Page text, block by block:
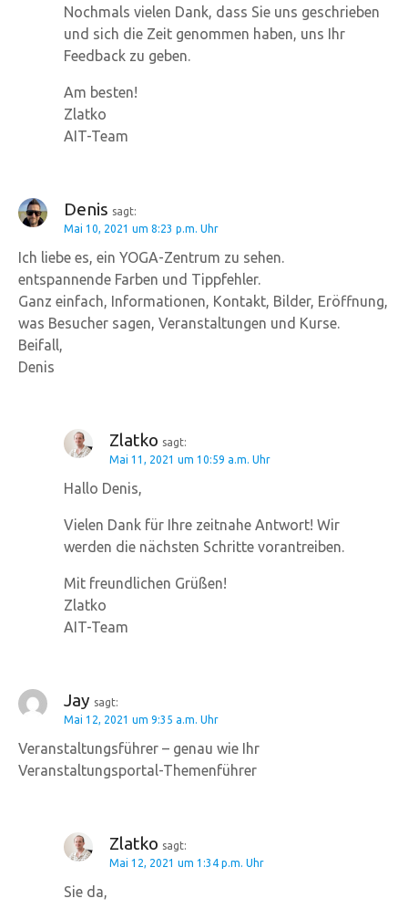
Nochmals vielen Dank, dass Sie uns geschrieben
und sich die Zeit genommen haben, uns Ihr
Feedback zu geben.
Am besten!
Zlatko
AIT-Team
Denis sagt:
Mai 10, 2021 um 8:23 p.m. Uhr
Ich liebe es, ein YOGA-Zentrum zu sehen.
entspannende Farben und Tippfehler.
Ganz einfach, Informationen, Kontakt, Bilder, Eröffnung,
was Besucher sagen, Veranstaltungen und Kurse.
Beifall,
Denis
Zlatko sagt:
Mai 11, 2021 um 10:59 a.m. Uhr
Hallo Denis,
Vielen Dank für Ihre zeitnahe Antwort! Wir
werden die nächsten Schritte vorantreiben.
Mit freundlichen Grüßen!
Zlatko
AIT-Team
Jay sagt:
Mai 12, 2021 um 9:35 a.m. Uhr
Veranstaltungsführer – genau wie Ihr
Veranstaltungsportal-Themenführer
Zlatko sagt:
Mai 12, 2021 um 1:34 p.m. Uhr
Sie da,